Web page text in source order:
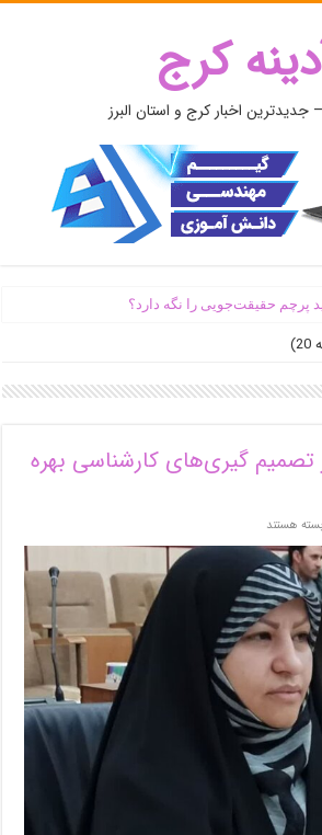
کرج
جدیدترین اخبار کرج و استان البرز
پرچم حقیقت‌جویی را نگه دارد؟
در حاشیه‌ رود کرج تخریب شد + جزئیات و فیلم
تصمیم گیری‌های کارشناسی بهره
برای
ظرفیت
بانوان
در
تصمیم
گیری‌های
کارشناسی
بهره
برداری
شود
بسته هستند